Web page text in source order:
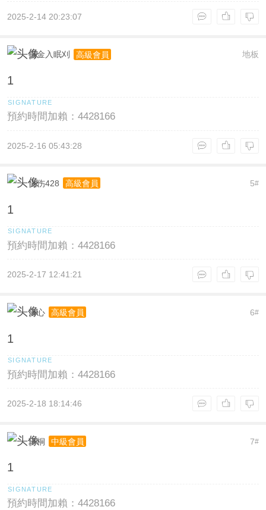
2025-2-14 20:23:07
地板
掘金入眠刈 高級會員
1
預約時間加賴：4428166
2025-2-16 05:43:28
5#
忧伤428 高級會員
1
預約時間加賴：4428166
2025-2-17 12:41:21
6#
薄心 高級會員
1
預約時間加賴：4428166
2025-2-18 18:14:46
7#
琦桐 中級會員
1
預約時間加賴：4428166